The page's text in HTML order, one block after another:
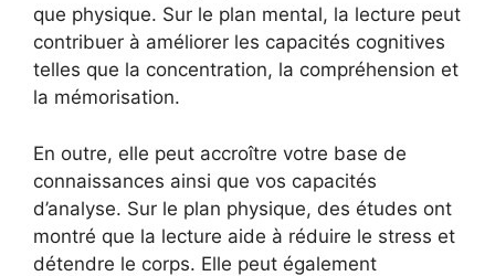
que physique. Sur le plan mental, la lecture peut
contribuer à améliorer les capacités cognitives
telles que la concentration, la compréhension et
la mémorisation.
En outre, elle peut accroître votre base de
connaissances ainsi que vos capacités
d’analyse. Sur le plan physique, des études ont
montré que la lecture aide à réduire le stress et
détendre le corps. Elle peut également